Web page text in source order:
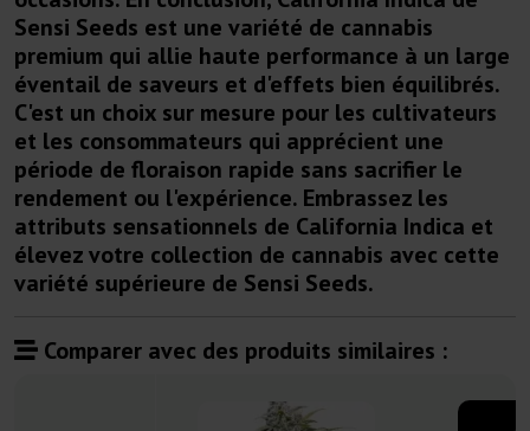
Sensi Seeds est une variété de cannabis
premium qui allie haute performance à un large
éventail de saveurs et d'effets bien équilibrés.
C'est un choix sur mesure pour les cultivateurs
et les consommateurs qui apprécient une
période de floraison rapide sans sacrifier le
rendement ou l'expérience. Embrassez les
attributs sensationnels de California Indica et
élevez votre collection de cannabis avec cette
variété supérieure de Sensi Seeds.
Comparer avec des produits similaires :